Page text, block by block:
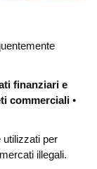
finanziari e
commerciali •
utilizzati per
illegali.